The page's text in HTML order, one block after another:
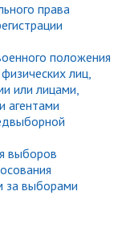
права
положения
лиц,
или лицами,
агентами
выборов
за выборами